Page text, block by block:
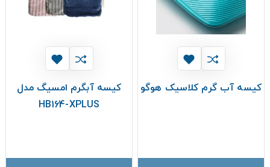
کیسه آب گرم کلاسیک هوگو
کیسه آبگرم امسیگ مدل
HB164-XPLUS